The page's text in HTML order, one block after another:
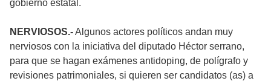
gobierno estatal.
NERVIOSOS.-Algunos actores políticos andan muy
nerviosos con la iniciativa del diputado Héctor serrano,
para que se hagan exámenes antidoping, de polígrafo y
revisiones patrimoniales, si quieren ser candidatos (as) a